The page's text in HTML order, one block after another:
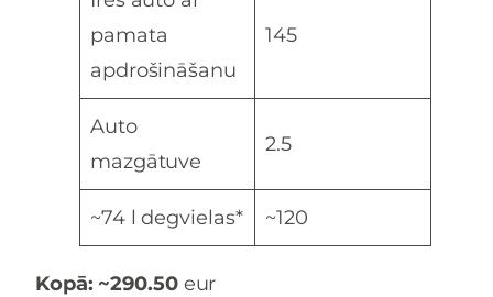
pamata
apdrošināšanu
145
Auto
mazgātuve
2.5
~74 l degvielas* ~120
Kopā: ~290.50eur